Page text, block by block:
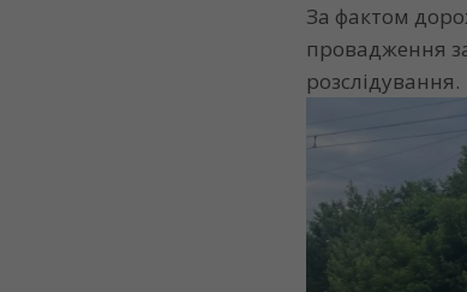
За фактом
провадження
розслідування.